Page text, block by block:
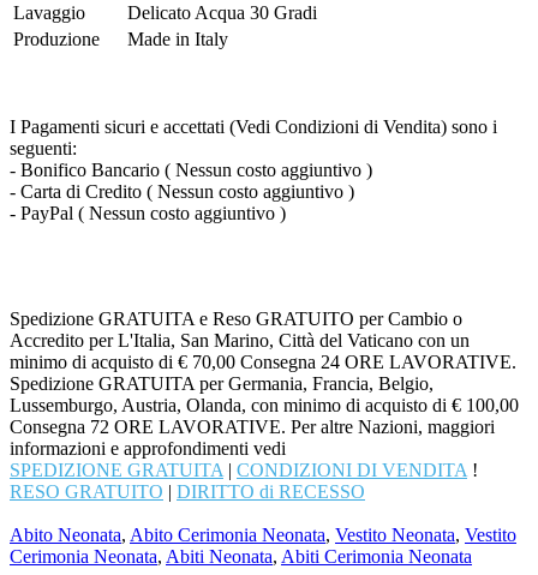
Lavaggio
Delicato Acqua 30 Gradi
Produzione
Made in Italy
I Pagamenti sicuri e accettati (Vedi Condizioni di Vendita) sono i
seguenti:
- Bonifico Bancario ( Nessun costo aggiuntivo )
- Carta di Credito ( Nessun costo aggiuntivo )
- PayPal ( Nessun costo aggiuntivo )
Spedizione GRATUITA e Reso GRATUITO per Cambio o
Accredito per L'Italia, San Marino, Città del Vaticano con un
minimo di acquisto di € 70,00 Consegna 24 ORE LAVORATIVE.
Spedizione GRATUITA per Germania, Francia, Belgio,
Lussemburgo, Austria, Olanda, con minimo di acquisto di € 100,00
Consegna 72 ORE LAVORATIVE. Per altre Nazioni, maggiori
informazioni e approfondimenti vedi
SPEDIZIONE GRATUITA | CONDIZIONI DI VENDITA !
RESO GRATUITO | DIRITTO di RECESSO
Abito Neonata, Abito Cerimonia Neonata, Vestito Neonata, Vestito
Cerimonia Neonata, Abiti Neonata, Abiti Cerimonia Neonata